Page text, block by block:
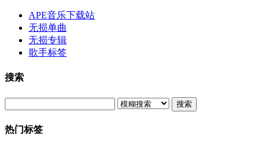
APE音乐下载站
无损单曲
无损专辑
歌手标签
搜索
搜索
热门标签